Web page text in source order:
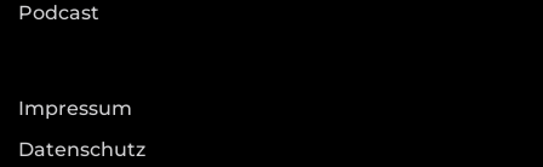
Podcast
Impressum
Datenschutz